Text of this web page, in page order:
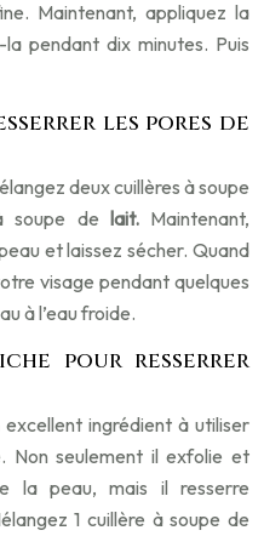
Maintenant, appliquez la
pendant dix minutes. Puis
les pores de
deux cuillères à soupe
soupe de lait. Maintenant,
et laissez sécher. Quand
visage pendant quelques
à l’eau froide.
pour resserrer
excellent ingrédient à utiliser
Non seulement il exfolie et
la peau, mais il resserre
1 cuillère à soupe de